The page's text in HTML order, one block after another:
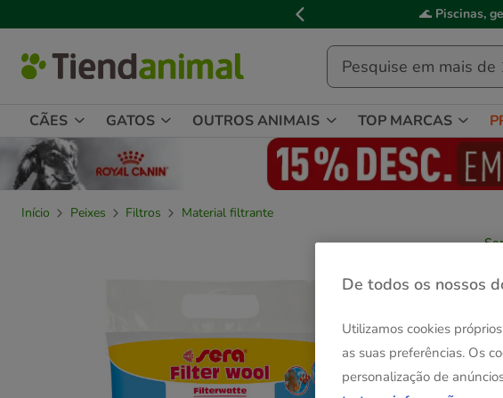
de
mensagem,
🌊 Piscinas,
CÃES GATOS OUTROS ANIMAIS TOP MARCAS
Início Peixes Filtros
Material filtrante
De todos os nossos
Utilizamos cookies
as suas preferências. Os
personalização de